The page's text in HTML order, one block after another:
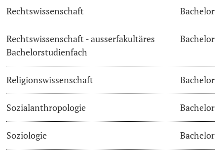
Rechtswissenschaft Bachelor
Rechtswissenschaft - ausserfakultäres
Bachelorstudienfach
Bachelor
Religionswissenschaft Bachelor
Sozialanthropologie Bachelor
Soziologie Bachelor